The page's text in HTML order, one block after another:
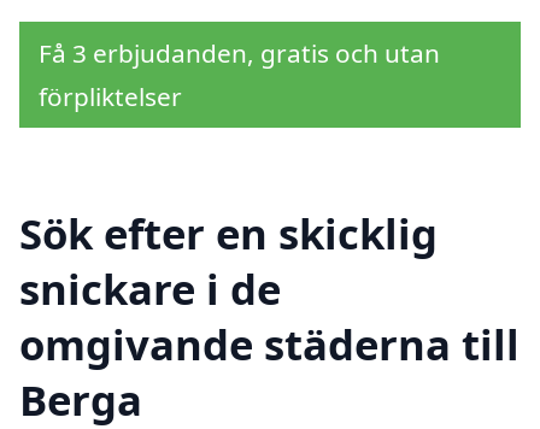
Få 3 erbjudanden, gratis och utan
förpliktelser
Sök efter en skicklig
snickare i de
omgivande städerna till
Berga